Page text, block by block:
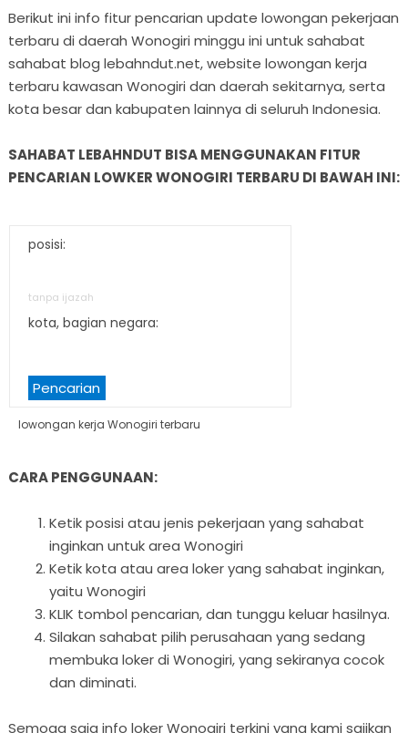
Berikut ini info fitur pencarian update lowongan pekerjaan
terbaru di daerah Wonogiri minggu ini untuk sahabat
sahabat blog lebahndut.net, website lowongan kerja
terbaru kawasan Wonogiri dan daerah sekitarnya, serta
kota besar dan kabupaten lainnya di seluruh Indonesia.
SAHABAT LEBAHNDUT BISA MENGGUNAKAN FITUR
PENCARIAN LOWKER WONOGIRI TERBARU DI BAWAH INI:
posisi:
tanpa ijazah
kota, bagian negara:
Pencarian
lowongan kerja Wonogiri terbaru
CARA PENGGUNAAN:
Ketik posisi atau jenis pekerjaan yang sahabat
inginkan untuk area Wonogiri
Ketik kota atau area loker yang sahabat inginkan,
yaitu Wonogiri
KLIK tombol pencarian, dan tunggu keluar hasilnya.
Silakan sahabat pilih perusahaan yang sedang
membuka loker di Wonogiri, yang sekiranya cocok
dan diminati.
Semoga saja info loker Wonogiri terkini yang kami sajikan